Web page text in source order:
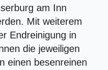
am Inn
Mit weiterem
Endreinigung in
die jeweiligen
einen besenreinen